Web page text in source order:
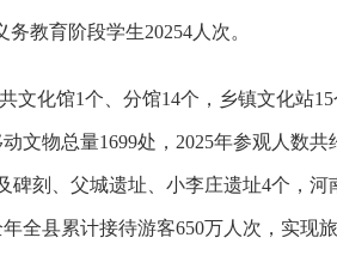
教育阶段学生20254人次。
文化馆1个、分馆14个，乡镇文化站
文物总量1699处，2025年参观人数
碑刻、父城遗址、小李庄遗址4个，
全县累计接待游客650万人次，实现